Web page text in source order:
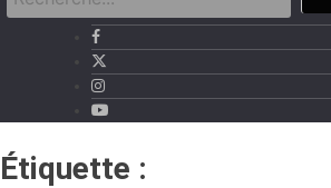
Étiquette :